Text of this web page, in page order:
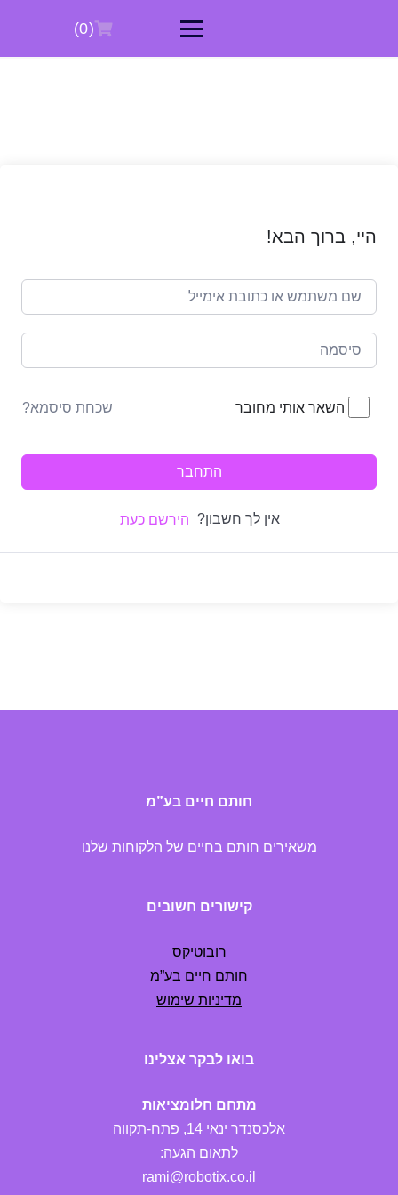
(0)
היי, ברוך הבא!
השאר אותי מחובר שכחת סיסמא?
התחבר
אין לך חשבון? הירשם כעת
חותם חיים בע”מ
משאירים חותם בחיים של הלקוחות שלנו
קישורים חשובים
רובוטיקס
חותם חיים בע”מ
מדיניות שימוש
בואו לבקר אצלינו
מתחם חלומציאות
אלכסנדר ינאי 14, פתח-תקווה
לתאום הגעה:
rami@robotix.co.il